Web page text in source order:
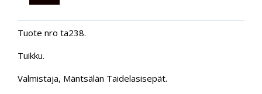
Tuote nro ta238.
Tuikku.
Valmistaja, Mäntsälän Taidelasisepät.